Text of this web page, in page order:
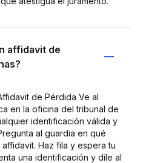
affidavit de
de Pérdida Ve al
en la oficina del tribunal de
identificación válida y
al guardia en qué
Haz fila y espera tu
una identificación y dile al